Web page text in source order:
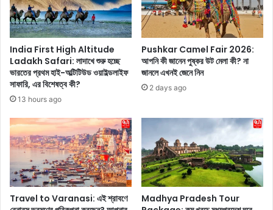
নে
নি
ন
i
t
t
r
i
n
g
a
r
e
:
ফি
ন
India First High Altitude
Ladakh Safari: লাদাখে শুরু হচ্ছে
ভারতের প্রথম হাই-অল্টিটিউড ওয়াইল্ডলাইফ
সাফারি, এর বিশেষত্ব কী?
13 hours ago
Pushkar Camel Fair 2026:
আপনি কী জানেন পুষ্কর উট মেলা কী? না
জানলে এখনই জেনে নিন
2 days ago
Travel to Varanasi: এই শ্রাবণে
Madhya Pradesh Tour